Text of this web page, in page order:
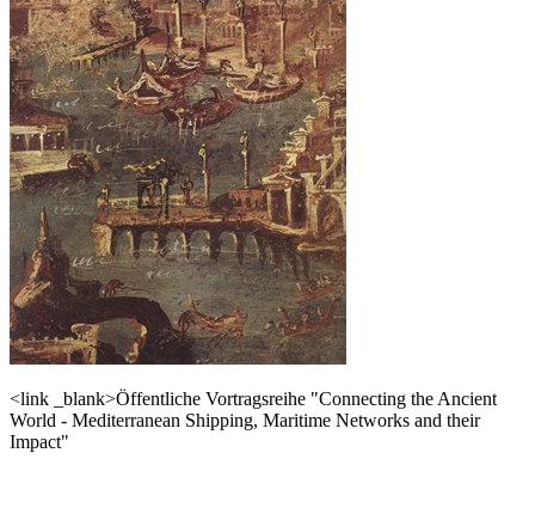
<link _blank>Öffentliche Vortragsreihe "Connecting the Ancient
World - Mediterranean Shipping, Maritime Networks and their
Impact"